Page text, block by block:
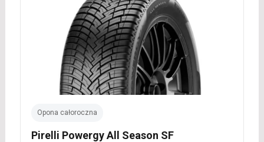
Opona całoroczna
Pirelli Powergy All Season SF